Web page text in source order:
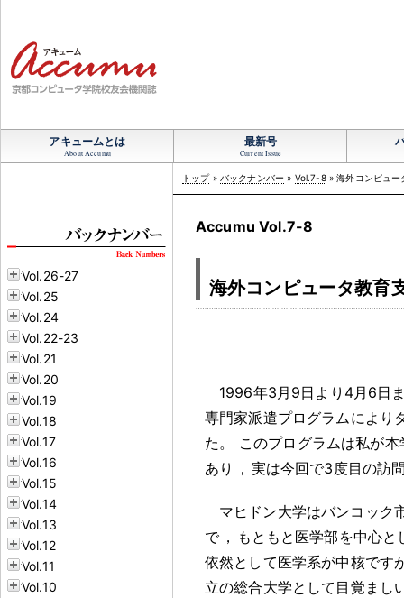
アキュームとは
About Accumu
最新号
Current Issue
Vol.26-27
Vol.25
Vol.24
Vol.22-23
Vol.21
Vol.20
Vol.19
Vol.18
Vol.17
Vol.16
Vol.15
Vol.14
Vol.13
Vol.12
Vol.11
Vol.10
トップ» バックナンバー » Vol.7-8» 海外コンピュー
Accumu Vol.7-8
海外コンピュータ教育
1996年3月9日より4月6日
専門家派遣プログラムにより
た 。
このプログラムは私が
あり
， 実は今回で3度目の訪
マヒドン大学はバンコック
で ， もともと医学部を中心
依然として医学系が中核です
立の総合大学として目覚まし